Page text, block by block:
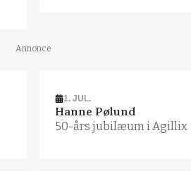
Annonce
1. JUL.
Hanne Pølund
50-års jubilæum i Agillix